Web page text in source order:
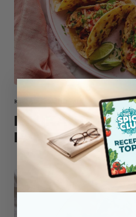
KIP ALLROUND MIX
KROKANTE KIP
PAN